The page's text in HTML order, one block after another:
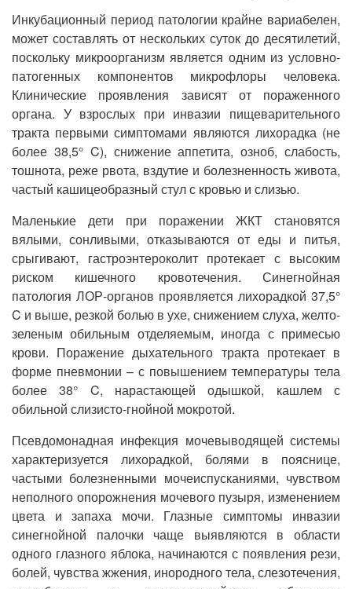
Инкубационный период патологии крайне вариабелен,
может составлять от нескольких суток до десятилетий,
поскольку микроорганизм является одним из условно-
патогенных компонентов микрофлоры человека.
Клинические проявления зависят от пораженного
органа. У взрослых при инвазии пищеварительного
тракта первыми симптомами являются лихорадка (не
более 38,5° C), снижение аппетита, озноб, слабость,
тошнота, реже рвота, вздутие и болезненность живота,
частый кашицеобразный стул с кровью и слизью.
Маленькие дети при поражении ЖКТ становятся
вялыми, сонливыми, отказываются от еды и питья,
срыгивают, гастроэнтероколит протекает с высоким
риском кишечного кровотечения. Синегнойная
патология ЛОР-органов проявляется лихорадкой 37,5°
C и выше, резкой болью в ухе, снижением слуха, желто-
зеленым обильным отделяемым, иногда с примесью
крови. Поражение дыхательного тракта протекает в
форме пневмонии – с повышением температуры тела
более 38° C, нарастающей одышкой, кашлем с
обильной слизисто-гнойной мокротой.
Псевдомонадная инфекция мочевыводящей системы
характеризуется лихорадкой, болями в пояснице,
частыми болезненными мочеиспусканиями, чувством
неполного опорожнения мочевого пузыря, изменением
цвета и запаха мочи. Глазные симптомы инвазии
синегнойной палочки чаще выявляются в области
одного глазного яблока, начинаются с появления рези,
болей, чувства жжения, инородного тела, слезотечения,